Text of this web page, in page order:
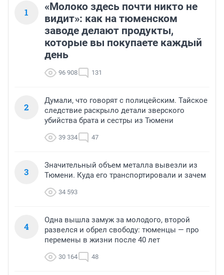
1
«Молоко здесь почти никто не
видит»: как на тюменском
заводе делают продукты,
которые вы покупаете каждый
день
96 908 131
2
Думали, что говорят с полицейским. Тайское
следствие раскрыло детали зверского
убийства брата и сестры из Тюмени
39 334 47
3
Значительный объем металла вывезли из
Тюмени. Куда его транспортировали и зачем
34 593
4
Одна вышла замуж за молодого, второй
развелся и обрел свободу: тюменцы — про
перемены в жизни после 40 лет
30 164 48